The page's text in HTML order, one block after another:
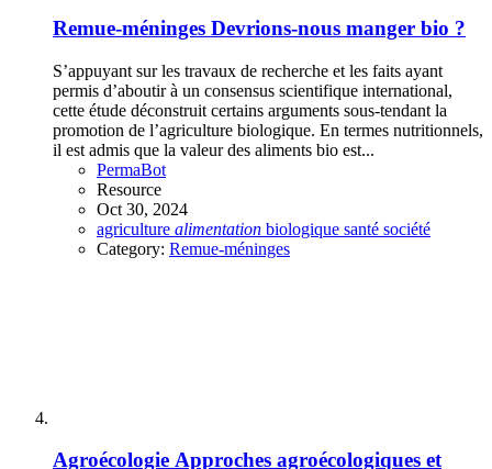
Remue-méninges Devrions-nous manger bio ?
S’appuyant sur les travaux de recherche et les faits ayant
permis d’aboutir à un consensus scientifique international,
cette étude déconstruit certains arguments sous-tendant la
promotion de l’agriculture biologique. En termes nutritionnels,
il est admis que la valeur des aliments bio est...
PermaBot
Resource
Oct 30, 2024
agriculture alimentation biologique santé société
Category: Remue-méninges
Agroécologie Approches agroécologiques et